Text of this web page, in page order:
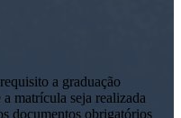
a graduação
matrícula seja realizada
documentos obrigatórios